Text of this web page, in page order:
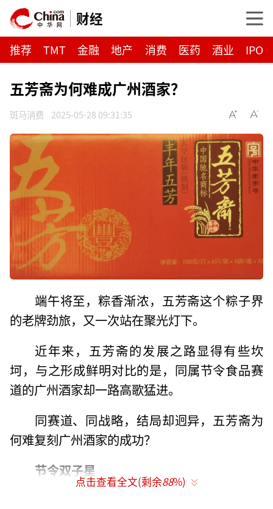
财经
推荐 TMT 金融 地产 消费 医药 酒业 IPO
五芳斋为何难成广州酒家？
斑马消费 2025-05-28 09:31:35
端午将至，粽香渐浓，五芳斋这个粽子界
的老牌劲旅，又一次站在聚光灯下。
近年来，五芳斋的发展之路显得有些坎
坷，与之形成鲜明对比的是，同属节令食品赛
道的广州酒家却一路高歌猛进。
同赛道、同战略，结局却迥异，五芳斋为
何难复刻广州酒家的成功？
节令双子星
点击查看全文(剩余88%)